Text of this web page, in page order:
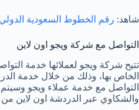
شاهد: رقم الخطوط السعودية الدولي
التواصل مع شركة ويجو اون لاين
تتيح شركة ويجو لعملائها خدمة
الخاص بها، وذلك من خلال خدمة
التواصل مع خدمة عملاء ويجو
والشكاوي عبر الدردشة اون لاين من